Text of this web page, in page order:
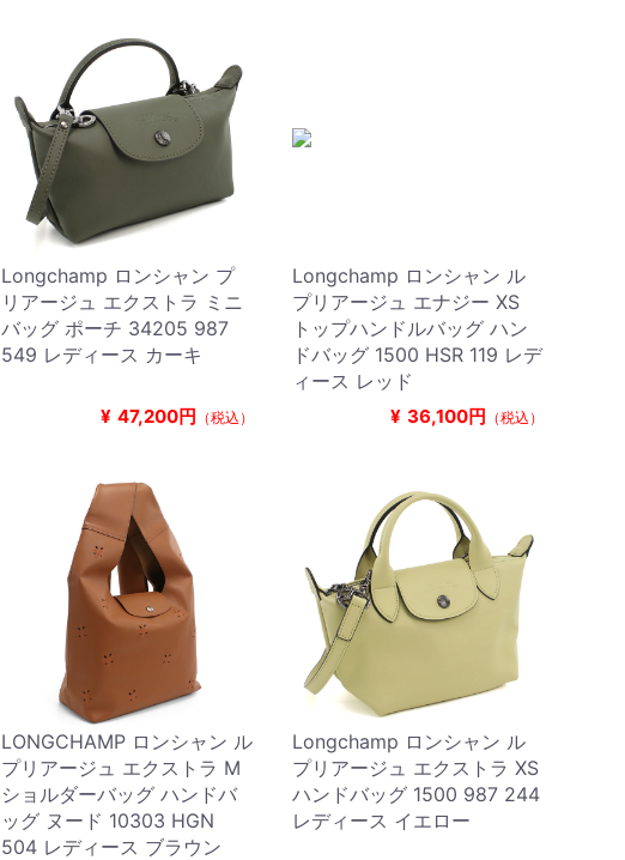
Longchamp ロンシャン プ
リアージュ エクストラ ミニ
バッグ ポーチ 34205 987
549 レディース カーキ
¥ 47,200円 （税込）
Longchamp ロンシャン ル
プリアージュ エナジー XS
トップハンドルバッグ ハン
ドバッグ 1500 HSR 119 レデ
ィース レッド
¥ 36,100円 （税込）
LONGCHAMP ロンシャン ル
プリアージュ エクストラ M
ショルダーバッグ ハンドバ
ッグ ヌード 10303 HGN
504 レディース ブラウン
Longchamp ロンシャン ル
プリアージュ エクストラ XS
ハンドバッグ 1500 987 244
レディース イエロー